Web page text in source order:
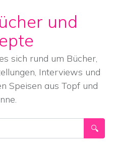
und
sich rund um Bücher,
Interviews und
Speisen aus Topf und